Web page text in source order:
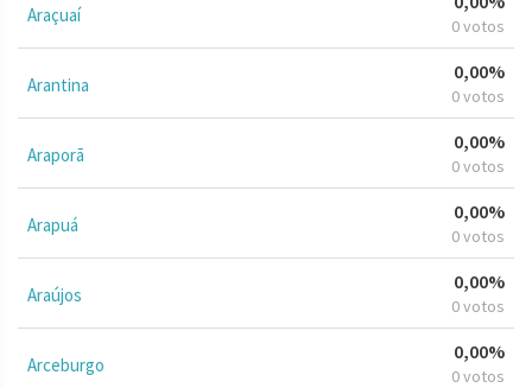
Araçuaí 0 votos
Arantina
0,00%
0 votos
Araporã
0,00%
0 votos
Arapuá
0,00%
0 votos
Araújos
0,00%
0 votos
Arceburgo
0,00%
0 votos